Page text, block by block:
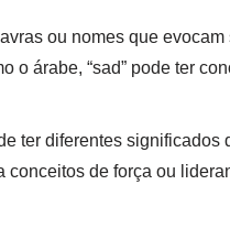
ou nomes que
o árabe, “sad” pode ter
ter diferentes significados
conceitos de força ou